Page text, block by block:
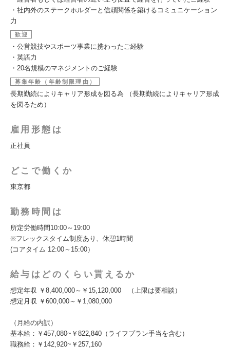
・社内外のステークホルダーと信頼関係を築けるコミュニケーション
力
歓迎
・公営競技やスポーツ事業に携わったご経験
・英語力
・20名規模のマネジメントのご経験
募集年齢（年齢制限理由）
長期勤続によりキャリア形成を図る為 （長期勤続によりキャリア形成
を図るため）
雇用形態は
正社員
どこで働くか
東京都
勤務時間は
所定労働時間10:00～19:00
※フレックスタイム制度あり、休憩1時間
(コアタイム 12:00～15:00）
給与はどのくらい貰えるか
想定年収 ￥8,400,000～￥15,120,000 （上限は要相談）
想定月収 ￥600,000～￥1,080,000
（月給の内訳）
基本給：￥457,080~￥822,840（ライフプラン手当を含む）
職務給：￥142,920~￥257,160